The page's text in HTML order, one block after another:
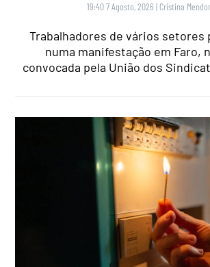
19:40 7 Agosto, 2026 | Cristina
Trabalhadores de vários setores
numa manifestação em Faro,
convocada pela União dos